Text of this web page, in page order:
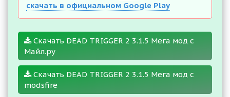
скачать в официальном Google Play
Скачать DEAD TRIGGER 2 3.1.5 Мега мод с
Майл.ру
Скачать DEAD TRIGGER 2 3.1.5 Мега мод с
modsfire